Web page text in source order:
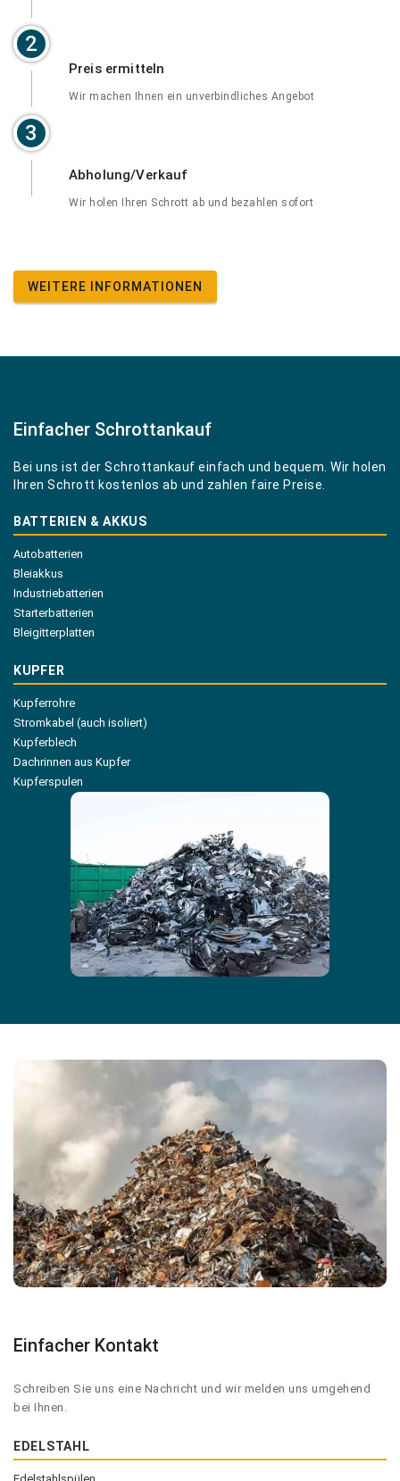
2
3
Preis ermitteln
Wir machen Ihnen ein unverbindliches Angebot
Abholung/Verkauf
Wir holen Ihren Schrott ab und bezahlen sofort
WEITERE INFORMATIONEN
Einfacher Schrottankauf
Bei uns ist der Schrottankauf einfach und bequem. Wir holen
Ihren Schrott kostenlos ab und zahlen faire Preise.
BATTERIEN & AKKUS
Autobatterien
Bleiakkus
Industriebatterien
Starterbatterien
Bleigitterplatten
KUPFER
Kupferrohre
Stromkabel (auch isoliert)
Kupferblech
Dachrinnen aus Kupfer
Kupferspulen
Einfacher Kontakt
Schreiben Sie uns eine Nachricht und wir melden uns umgehend
bei Ihnen.
EDELSTAHL